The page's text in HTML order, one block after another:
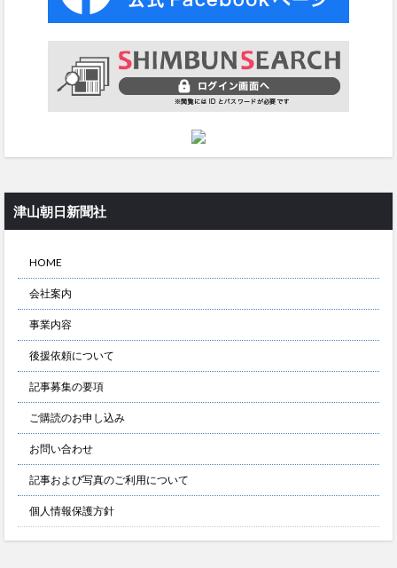
津山朝日新聞社
HOME
会社案内
事業内容
後援依頼について
記事募集の要項
ご購読のお申し込み
お問い合わせ
記事および写真のご利用について
個人情報保護方針